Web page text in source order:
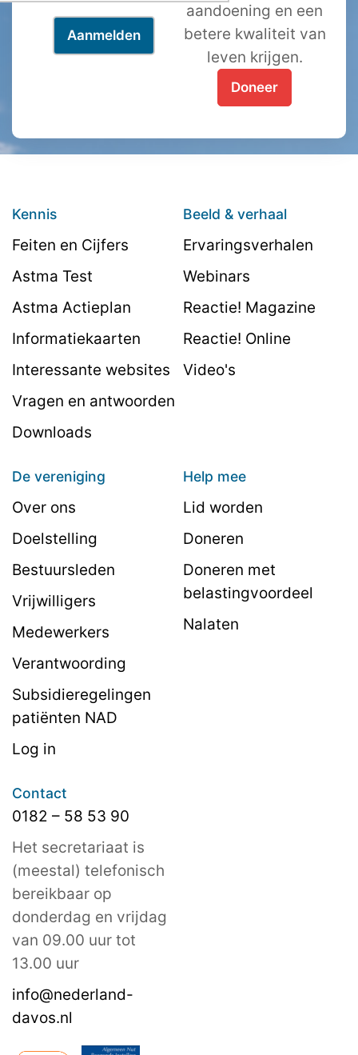
aandoening en een
betere kwaliteit van
leven krijgen.
Doneer
Kennis
Feiten en Cijfers
Astma Test
Astma Actieplan
Informatiekaarten
Interessante websites
Vragen en antwoorden
Downloads
Beeld & verhaal
Ervaringsverhalen
Webinars
Reactie! Magazine
Reactie! Online
Video's
De vereniging
Over ons
Doelstelling
Bestuursleden
Vrijwilligers
Medewerkers
Verantwoording
Subsidieregelingen
patiënten NAD
Log in
Help mee
Lid worden
Doneren
Doneren met
belastingvoordeel
Nalaten
Contact
0182 – 58 53 90
Het secretariaat is
(meestal) telefonisch
bereikbaar op
donderdag en vrijdag
van 09.00 uur tot
13.00 uur
info@nederland-
davos.nl